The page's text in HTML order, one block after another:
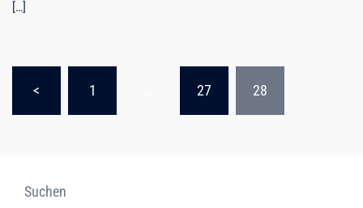
[…]
Beiträge
< 1 27 28
Suchen